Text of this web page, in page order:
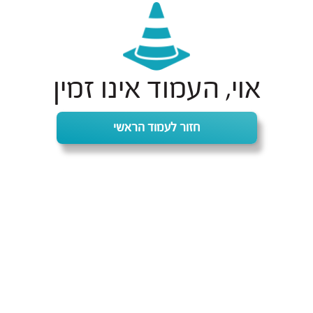
אוי, העמוד אינו זמין
חזור לעמוד הראשי